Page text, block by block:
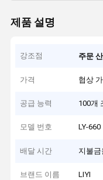
제품 설명
강조점 주문
가격 협상
공급 능력 100개
모델 번호 LY-660
배달 시간 지불금
브랜드 이름 LIYI